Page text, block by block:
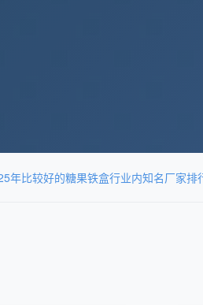
年比较好的糖果铁盒行业内知名厂家排